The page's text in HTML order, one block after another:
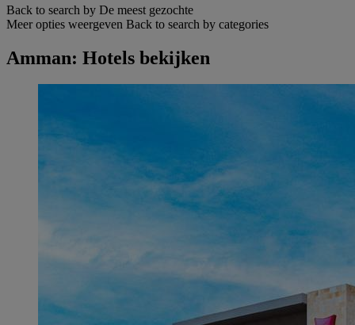
Back to search by De meest gezochte
Meer opties weergeven Back to search by categories
Amman: Hotels bekijken